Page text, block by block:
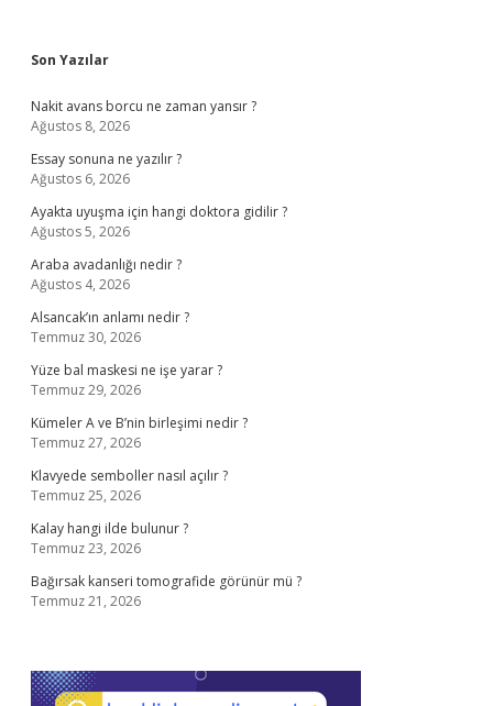
Sidebar
Son Yazılar
Nakit avans borcu ne zaman yansır ?
Ağustos 8, 2026
Essay sonuna ne yazılır ?
Ağustos 6, 2026
Ayakta uyuşma için hangi doktora gidilir ?
Ağustos 5, 2026
Araba avadanlığı nedir ?
Ağustos 4, 2026
Alsancak’ın anlamı nedir ?
Temmuz 30, 2026
Yüze bal maskesi ne işe yarar ?
Temmuz 29, 2026
Kümeler A ve B’nin birleşimi nedir ?
Temmuz 27, 2026
Klavyede semboller nasıl açılır ?
Temmuz 25, 2026
Kalay hangi ilde bulunur ?
Temmuz 23, 2026
Bağırsak kanseri tomografide görünür mü ?
Temmuz 21, 2026